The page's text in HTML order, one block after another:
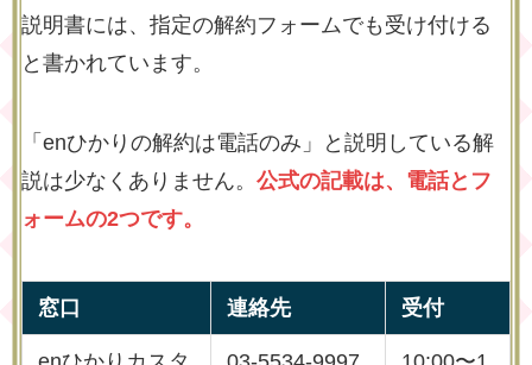
説明書には、指定の解約フォームでも受け付ける
と書かれています。
「enひかりの解約は電話のみ」と説明している解
説は少なくありません。 公式の記載は、電話とフ
ォームの2つです。
窓口 連絡先 受付